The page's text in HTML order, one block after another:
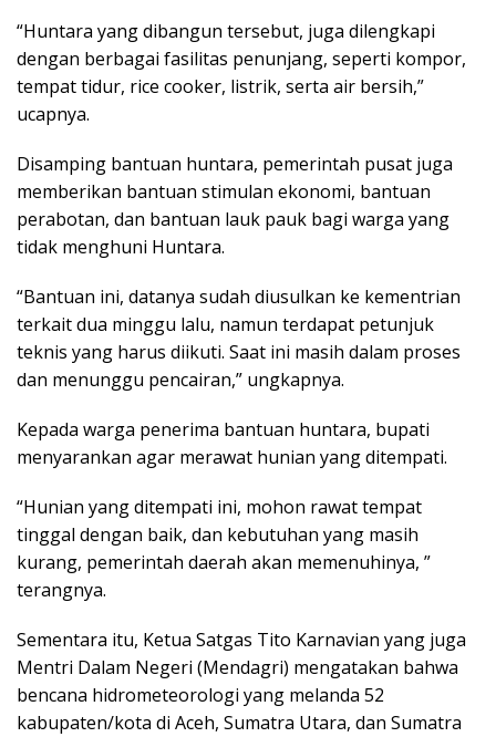
“Huntara yang dibangun tersebut, juga dilengkapi
dengan berbagai fasilitas penunjang, seperti kompor,
tempat tidur, rice cooker, listrik, serta air bersih,”
ucapnya.
Disamping bantuan huntara, pemerintah pusat juga
memberikan bantuan stimulan ekonomi, bantuan
perabotan, dan bantuan lauk pauk bagi warga yang
tidak menghuni Huntara.
“Bantuan ini, datanya sudah diusulkan ke kementrian
terkait dua minggu lalu, namun terdapat petunjuk
teknis yang harus diikuti. Saat ini masih dalam proses
dan menunggu pencairan,” ungkapnya.
Kepada warga penerima bantuan huntara, bupati
menyarankan agar merawat hunian yang ditempati.
“Hunian yang ditempati ini, mohon rawat tempat
tinggal dengan baik, dan kebutuhan yang masih
kurang, pemerintah daerah akan memenuhinya, ”
terangnya.
Sementara itu, Ketua Satgas Tito Karnavian yang juga
Mentri Dalam Negeri (Mendagri) mengatakan bahwa
bencana hidrometeorologi yang melanda 52
kabupaten/kota di Aceh, Sumatra Utara, dan Sumatra